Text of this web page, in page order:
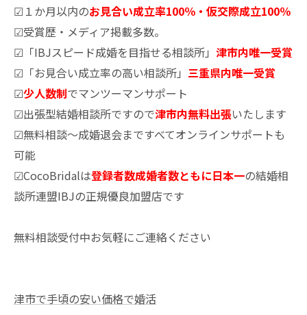
☑１か月以内のお見合い成立率100％・仮交際成立100％
☑受賞歴・メディア掲載多数。
☑「IBJスピード成婚を目指せる相談所」 津市内唯一受賞
☑「お見合い成立率の高い相談所」 三重県内唯一受賞
☑少人数制でマンツーマンサポート
☑出張型結婚相談所ですので津市内無料出張いたします
☑無料相談～成婚退会まですべてオンラインサポートも
可能
☑CocoBridalは登録者数成婚者数ともに日本一の結婚相
談所連盟IBJの正規優良加盟店です
無料相談受付中お気軽にご連絡ください
津市で手頃の安い価格で婚活